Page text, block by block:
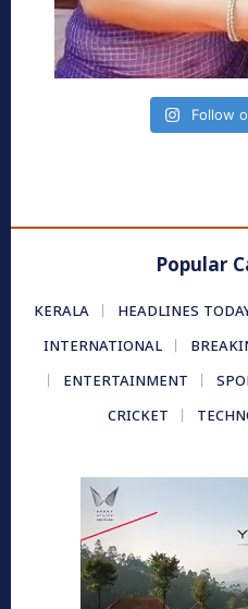
Follow
Popular
KERALA HEADLINES
INTERNATIONAL
ENTERTAINMENT
CRICKET